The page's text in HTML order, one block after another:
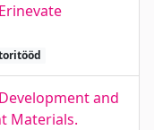
and
Materials.